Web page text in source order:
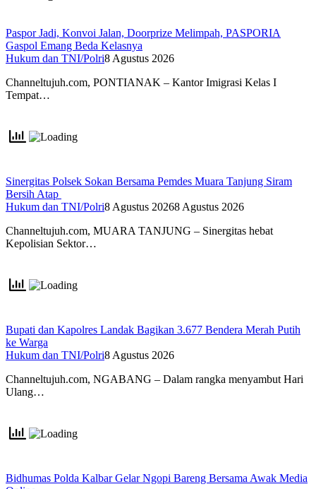
Paspor Jadi, Konvoi Jalan, Doorprize Melimpah, PASPORIA
Gaspol Emang Beda Kelasnya
Hukum dan TNI/Polri8 Agustus 2026
Channeltujuh.com, PONTIANAK – Kantor Imigrasi Kelas I
Tempat…
Sinergitas Polsek Sokan Bersama Pemdes Muara Tanjung Siram
Bersih Atap
Hukum dan TNI/Polri8 Agustus 20268 Agustus 2026
Channeltujuh.com, MUARA TANJUNG – Sinergitas hebat
Kepolisian Sektor…
Bupati dan Kapolres Landak Bagikan 3.677 Bendera Merah Putih
ke Warga
Hukum dan TNI/Polri8 Agustus 2026
Channeltujuh.com, NGABANG – Dalam rangka menyambut Hari
Ulang…
Bidhumas Polda Kalbar Gelar Ngopi Bareng Bersama Awak Media